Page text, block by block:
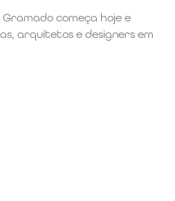
Gramado começa hoje e
arquitetos e designers em